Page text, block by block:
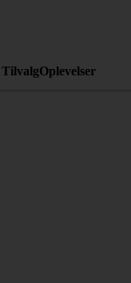
TilvalgOplevelser